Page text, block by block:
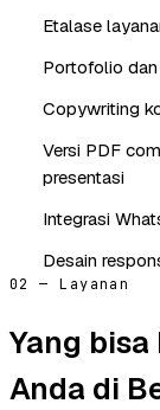
Etalase
Portofolio
Copywriting
Versi PDF
presentasi
Integrasi
Desain
02 — Layanan
Yang
Anda di